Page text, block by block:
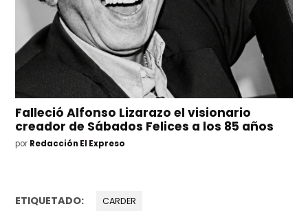
Falleció Alfonso Lizarazo el visionario
creador de Sábados Felices a los 85 años
por Redacción El Expreso
ETIQUETADO: CARDER